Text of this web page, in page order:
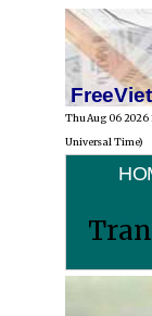
Thu Aug 06 2026
Universal Time)